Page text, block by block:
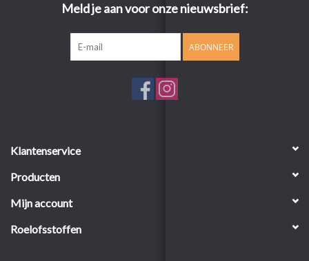
Meld je aan voor onze nieuwsbrief:
ABONNEER
Klantenservice
Producten
Mijn account
Roelofsstoffen